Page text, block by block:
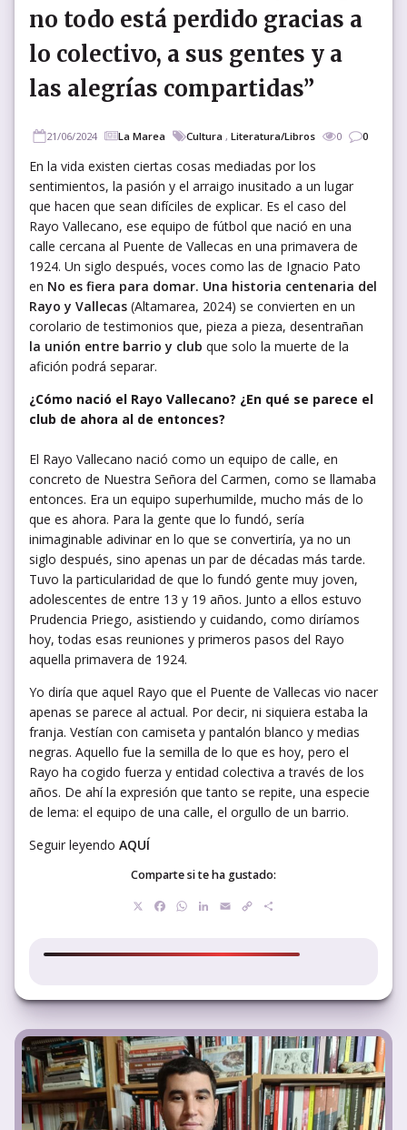
no todo está perdido gracias a
lo colectivo, a sus gentes y a
las alegrías compartidas”
21/06/2024 La Marea Cultura , Literatura/Libros 0 0
En la vida existen ciertas cosas mediadas por los
sentimientos, la pasión y el arraigo inusitado a un lugar
que hacen que sean difíciles de explicar. Es el caso del
Rayo Vallecano, ese equipo de fútbol que nació en una
calle cercana al Puente de Vallecas en una primavera de
1924. Un siglo después, voces como las de Ignacio Pato
en No es fiera para domar. Una historia centenaria del
Rayo y Vallecas (Altamarea, 2024) se convierten en un
corolario de testimonios que, pieza a pieza, desentrañan
la unión entre barrio y club que solo la muerte de la
afición podrá separar.
¿Cómo nació el Rayo Vallecano? ¿En qué se parece el
club de ahora al de entonces?
El Rayo Vallecano nació como un equipo de calle, en
concreto de Nuestra Señora del Carmen, como se llamaba
entonces. Era un equipo superhumilde, mucho más de lo
que es ahora. Para la gente que lo fundó, sería
inimaginable adivinar en lo que se convertiría, ya no un
siglo después, sino apenas un par de décadas más tarde.
Tuvo la particularidad de que lo fundó gente muy joven,
adolescentes de entre 13 y 19 años. Junto a ellos estuvo
Prudencia Priego, asistiendo y cuidando, como diríamos
hoy, todas esas reuniones y primeros pasos del Rayo
aquella primavera de 1924.
Yo diría que aquel Rayo que el Puente de Vallecas vio nacer
apenas se parece al actual. Por decir, ni siquiera estaba la
franja. Vestían con camiseta y pantalón blanco y medias
negras. Aquello fue la semilla de lo que es hoy, pero el
Rayo ha cogido fuerza y entidad colectiva a través de los
años. De ahí la expresión que tanto se repite, una especie
de lema: el equipo de una calle, el orgullo de un barrio.
Seguir leyendo AQUÍ
Comparte si te ha gustado:
Facebook
WhatsApp
LinkedIn
EmailCopy